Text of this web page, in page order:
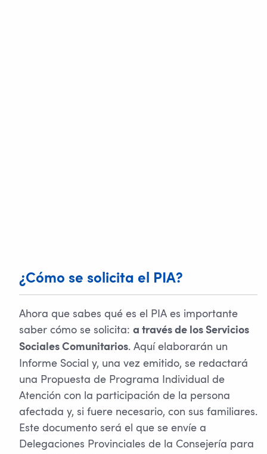
¿Cómo se solicita el PIA?
Ahora que sabes qué es el PIA es importante
saber cómo se solicita: a través de los Servicios
Sociales Comunitarios. Aquí elaborarán un
Informe Social y, una vez emitido, se redactará
una Propuesta de Programa Individual de
Atención con la participación de la persona
afectada y, si fuere necesario, con sus familiares.
Este documento será el que se envíe a
Delegaciones Provinciales de la Consejería para